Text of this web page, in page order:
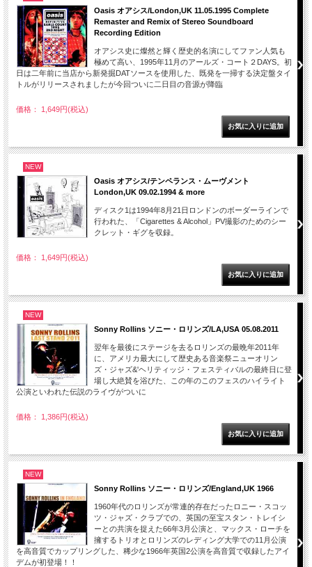
Oasis オアシス/London,UK 11.05.1995 Complete
Remaster and Remix of Stereo Soundboard
Recording Edition
オアシス史に燦然と輝く歴史的名演にしてファン人気も
極めて高い、1995年11月のアールズ・コート２DAYS。初
日は二年前に当店から新発掘DATソースを使用した、既発を一掃する決定盤タイ
トルがリリースされましたが今回ついに二日目の音源が降臨
価格： 1,649円(税込)
NEW
Oasis オアシス/テンペランス・ムーヴメント
London,UK 09.02.1994 & more
ディスク1は1994年8月21日ロンドンのボーダーラインで
行われた、「Cigarettes & Alcohol」PV撮影のためのシー
クレット・ギグを収録。
価格： 1,649円(税込)
NEW
Sonny Rollins ソニー・ロリンズ/LA,USA 05.08.2011
翌年を最後にステージを去るロリンズの最晩年2011年
に、アメリカ最大にして歴史ある音楽祭ニューオリン
ズ・ジャズ&'ヘリティッジ・フェスティバルの最終日に登
場し大絶賛を浴びた、この年のこのフェスのハイライト
公演といわれた伝説のライヴがついに
価格： 1,386円(税込)
NEW
Sonny Rollins ソニー・ロリンズ/England,UK 1966
1960年代のロリンズが常連的存在だったロニー・スコッ
ツ・ジャズ・クラブでの、英国の至宝スタン・トレイシ
ーとの共演を捉えた66年3月公演と、マックス・ローチを
擁するトリオとロリンズのレディング大学での11月公演
を高音質でカップリングした、稀少な1966年英国2公演を高音質で収録したアイ
デムが初登場！！